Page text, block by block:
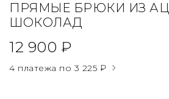
ПРЯМЫЕ БРЮКИ ИЗ
ШОКОЛАД
12 900 ₽
4 платежа по 3 225 ₽